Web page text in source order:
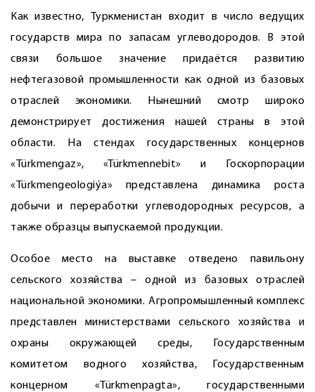
Как известно, Туркменистан входит в число ведущих
государств мира по запасам углеводородов. В этой
связи большое значение придаётся развитию
нефтегазовой промышленности как одной из базовых
отраслей экономики. Нынешний смотр широко
демонстрирует достижения нашей страны в этой
области. На стендах государственных концернов
«Türkmengaz», «Türkmennebit» и Госкорпорации
«Türkmengeologiýa» представлена динамика роста
добычи и переработки углеводородных ресурсов, а
также образцы выпускаемой продукции.
Особое место на выставке отведено павильону
сельского хозяйства – одной из базовых отраслей
национальной экономики. Агропромышленный комплекс
представлен министерствами сельского хозяйства и
охраны окружающей среды, Государственным
комитетом водного хозяйства, Государственным
концерном «Türkmenpagta», государственными